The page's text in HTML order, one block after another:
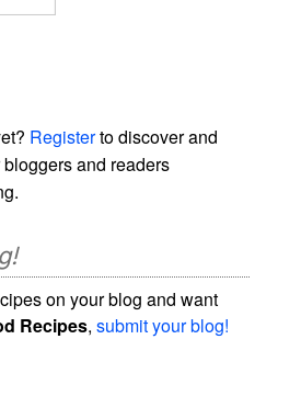
Registerto discover and
and readers
on your blog and want
Recipes,submit your blog!